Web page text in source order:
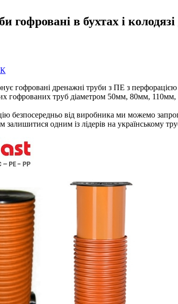
гофровані в бухтах і
гофровані дренажні труби з ПЕ з перфорацією
гофрованих труб діаметром 50мм, 80мм, 110мм,
безпосередньо від виробника ми можемо
залишитися одним із лідерів на українському